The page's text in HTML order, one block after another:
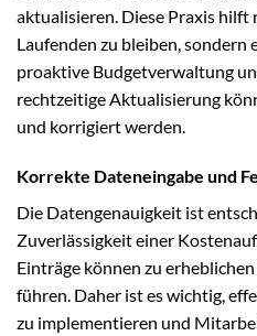
aktualisieren. Diese Praxis hilft
Laufenden zu bleiben, sondern
proaktive Budgetverwaltung
rechtzeitige Aktualisierung
und korrigiert werden.
Korrekte Dateneingabe und
Die Datengenauigkeit ist
Zuverlässigkeit einer
Einträge können zu
führen. Daher ist es wichtig,
zu implementieren und